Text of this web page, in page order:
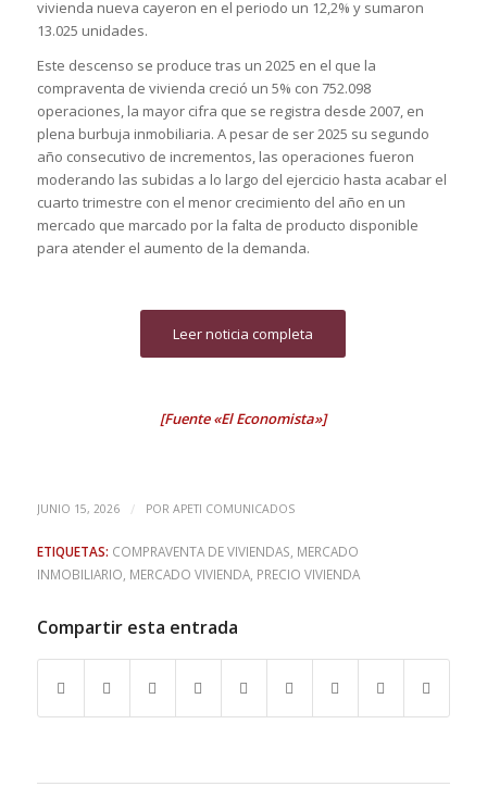
vivienda nueva cayeron en el periodo un 12,2% y sumaron
13.025 unidades.
Este descenso se produce tras un 2025 en el que la
compraventa de vivienda creció un 5% con 752.098
operaciones, la mayor cifra que se registra desde 2007, en
plena burbuja inmobiliaria. A pesar de ser 2025 su segundo
año consecutivo de incrementos, las operaciones fueron
moderando las subidas a lo largo del ejercicio hasta acabar el
cuarto trimestre con el menor crecimiento del año en un
mercado que marcado por la falta de producto disponible
para atender el aumento de la demanda.
Leer noticia completa
[Fuente «El Economista»]
JUNIO 15, 2026 / POR APETI COMUNICADOS
ETIQUETAS: COMPRAVENTA DE VIVIENDAS MERCADO
INMOBILIARIO MERCADO VIVIENDA, PRECIO VIVIENDA
Compartir esta entrada